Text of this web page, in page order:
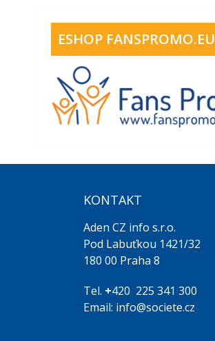
ESHOP FANSPROMO.EU
KONTAKT
Aden CZ info s.r.o.
Pod Labuťkou 1421/32
180 00 Praha 8
Tel. +420 225 341 300
Email: info@societe.cz